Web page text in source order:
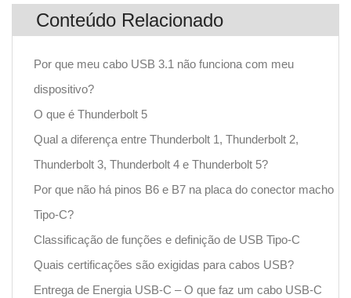
Conteúdo Relacionado
Por que meu cabo USB 3.1 não funciona com meu
dispositivo?
O que é Thunderbolt 5
Qual a diferença entre Thunderbolt 1, Thunderbolt 2,
Thunderbolt 3, Thunderbolt 4 e Thunderbolt 5?
Por que não há pinos B6 e B7 na placa do conector macho
Tipo-C?
Classificação de funções e definição de USB Tipo-C
Quais certificações são exigidas para cabos USB?
Entrega de Energia USB-C – O que faz um cabo USB-C